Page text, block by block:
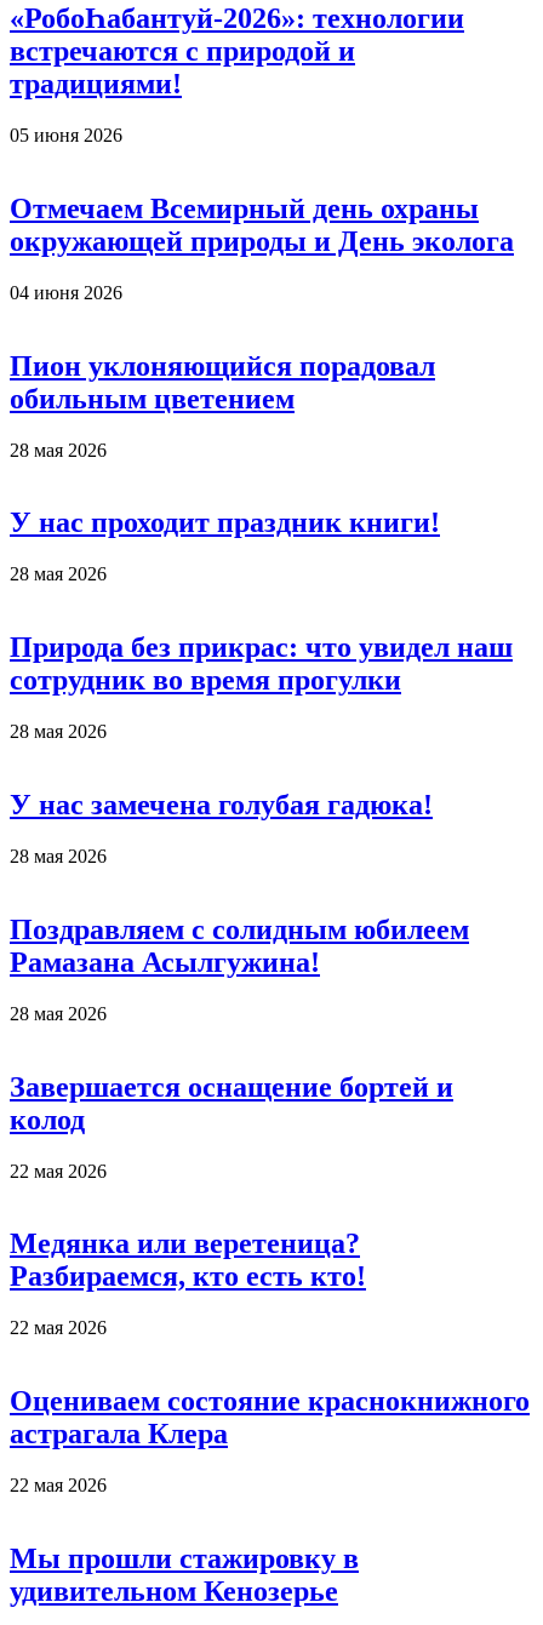
«РобоҺабантуй-2026»: технологии
встречаются с природой и
традициями!
05 июня 2026
Отмечаем Всемирный день охраны
окружающей природы и День эколога
04 июня 2026
Пион уклоняющийся порадовал
обильным цветением
28 мая 2026
У нас проходит праздник книги!
28 мая 2026
Природа без прикрас: что увидел наш
сотрудник во время прогулки
28 мая 2026
У нас замечена голубая гадюка!
28 мая 2026
Поздравляем с солидным юбилеем
Рамазана Асылгужина!
28 мая 2026
Завершается оснащение бортей и
колод
22 мая 2026
Медянка или веретеница?
Разбираемся, кто есть кто!
22 мая 2026
Оцениваем состояние краснокнижного
астрагала Клера
22 мая 2026
Мы прошли стажировку в
удивительном Кенозерье